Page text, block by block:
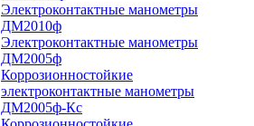
Электроконтактные манометры
ДМ2010ф
Электроконтактные манометры
ДМ2005ф
Коррозионностойкие
электроконтактные манометры
ДМ2005ф-Кс